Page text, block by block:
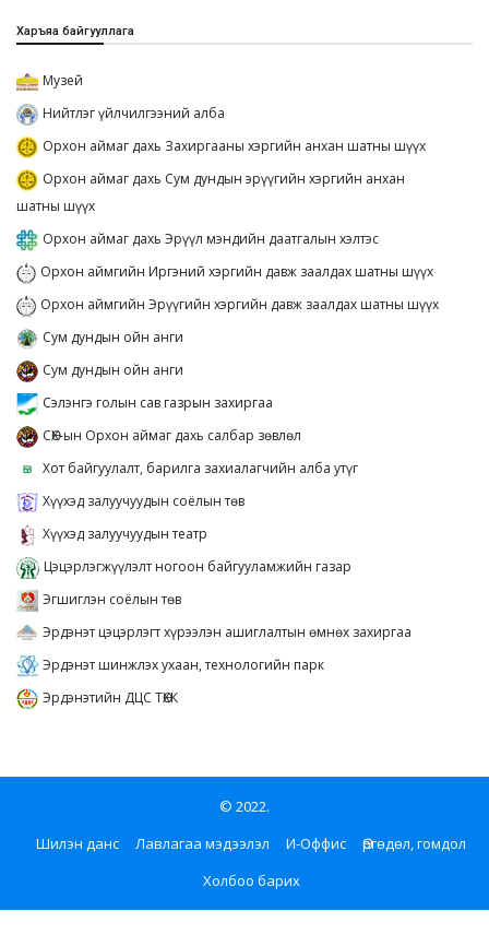
Харъяа байгууллага
Музей
Нийтлэг үйлчилгээний алба
Орхон аймаг дахь Захиргааны хэргийн анхан шатны шүүх
Орхон аймаг дахь Сум дундын эрүүгийн хэргийн анхан
шатны шүүх
Орхон аймаг дахь Эрүүл мэндийн даатгалын хэлтэс
Орхон аймгийн Иргэний хэргийн давж заалдах шатны шүүх
Орхон аймгийн Эрүүгийн хэргийн давж заалдах шатны шүүх
Сум дундын ойн анги
Сум дундын ойн анги
Сэлэнгэ голын сав газрын захиргаа
СӨХ-ын Орхон аймаг дахь салбар зөвлөл
Хот байгуулалт, барилга захиалагчийн алба утүг
Хүүхэд залуучуудын соёлын төв
Хүүхэд залуучуудын театр
Цэцэрлэгжүүлэлт ногоон байгууламжийн газар
Эгшиглэн соёлын төв
Эрдэнэт цэцэрлэгт хүрээлэн ашиглалтын өмнөх захиргаа
Эрдэнэт шинжлэх ухаан, технологийн парк
Эрдэнэтийн ДЦС ТӨХК
© 2022.
Шилэн данс
Лавлагаа мэдээлэл И-Оффис
Өргөдөл, гомдол
Холбоо барих